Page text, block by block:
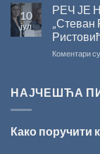
10
јул
РЕЧ ЈЕ
„Стеван
Коментари
НАЈЧЕШЋА
Како поручити